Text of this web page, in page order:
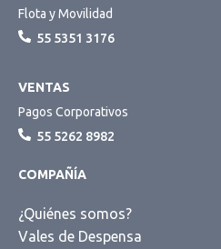
Flota y Movilidad
55 5351 3176
VENTAS
Pagos Corporativos
55 5262 8982
COMPAÑÍA
¿Quiénes somos?
Vales de Despensa